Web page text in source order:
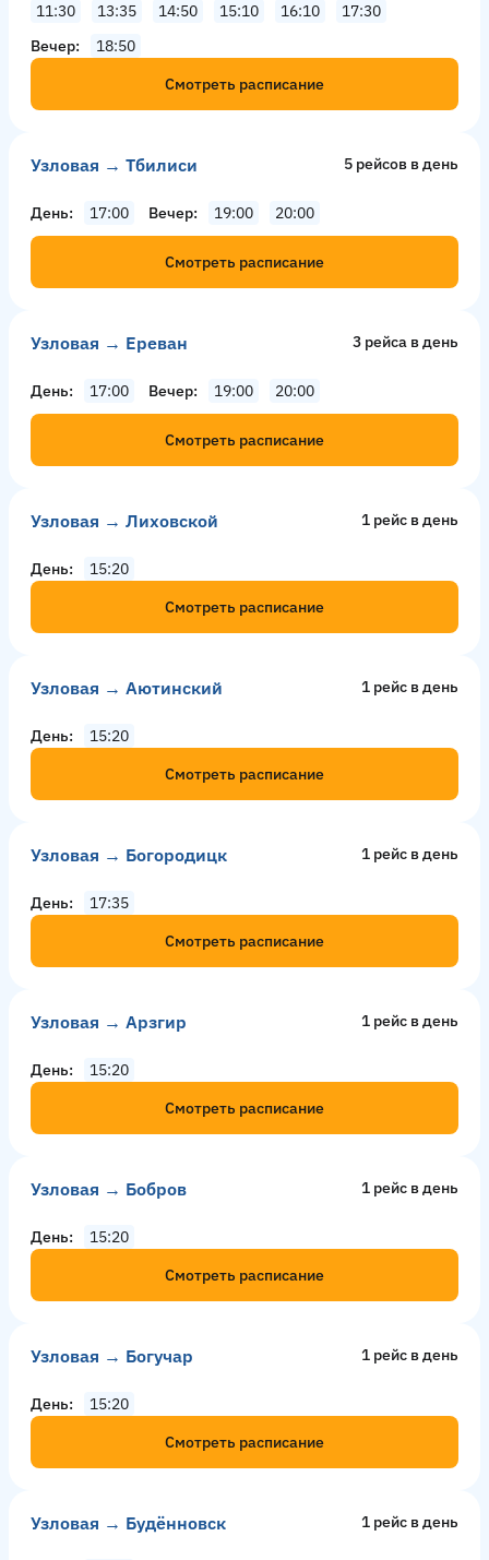
11:30
13:35 14:50 15:10 16:10
17:30
Вечер
18:50
Смотреть расписание
Узловая → Тбилиси 5 рейсов в день
День 17:00 Вечер 19:00 20:00
Смотреть расписание
Узловая → Ереван 3 рейсa в день
День 17:00 Вечер 19:00 20:00
Смотреть расписание
Узловая → Лиховской 1 рейс в день
День
15:20
Смотреть расписание
Узловая → Аютинский 1 рейс в день
День
15:20
Смотреть расписание
Узловая → Богородицк 1 рейс в день
День
17:35
Смотреть расписание
Узловая → Арзгир 1 рейс в день
День
15:20
Смотреть расписание
Узловая → Бобров 1 рейс в день
День
15:20
Смотреть расписание
Узловая → Богучар 1 рейс в день
День
15:20
Смотреть расписание
Узловая → Будённовск 1 рейс в день